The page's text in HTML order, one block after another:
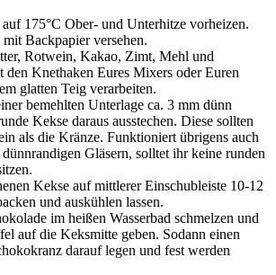
175°C Ober- und Unterhitze vorheizen.
Backpapier versehen.
Rotwein, Kakao, Zimt, Mehl und
den Knethaken Eures Mixers oder Euren
glatten Teig verarbeiten.
bemehlten Unterlage ca. 3 mm dünn
Kekse daraus ausstechen. Diese sollten
als die Kränze. Funktioniert übrigens auch
Gläsern, solltet ihr keine runden
Kekse auf mittlerer Einschubleiste 10-12
und auskühlen lassen.
im heißen Wasserbad schmelzen und
auf die Keksmitte geben. Sodann einen
darauf legen und fest werden